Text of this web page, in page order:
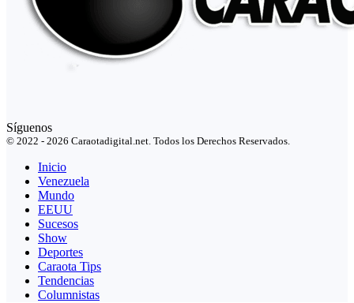
Síguenos
© 2022 - 2026 Caraotadigital.net. Todos los Derechos Reservados.
Inicio
Venezuela
Mundo
EEUU
Sucesos
Show
Deportes
Caraota Tips
Tendencias
Columnistas